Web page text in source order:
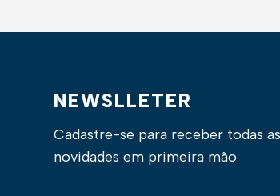
NEWSLLETER
Cadastre-se para receber todas as
novidades em primeira mão